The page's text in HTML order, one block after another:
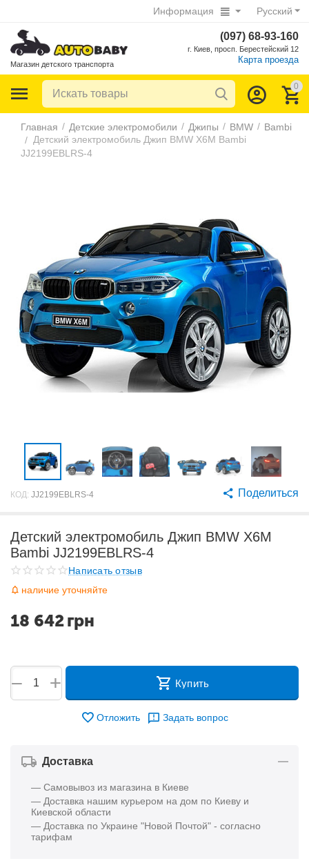
Русский
Информация
Магазин детского транспорта
(097) 68-93-160
г. Киев, просп. Берестейский 12
Карта проезда
0
Главная / Детские электромобили / Джипы / BMW / Bambi
/ Детский электромобиль Джип BMW X6M Bambi
JJ2199EBLRS-4
КОД: JJ2199EBLRS-4 Поделиться
Детский электромобиль Джип BMW X6M
Bambi JJ2199EBLRS-4
Написать отзыв
наличие уточняйте
18 642грн
+
− Купить
Отложить Задать вопрос
Доставка
— Самовывоз из магазина в Киеве
— Доставка нашим курьером на дом по Киеву и
Киевской области
— Доставка по Украине "Новой Почтой" - согласно
тарифам